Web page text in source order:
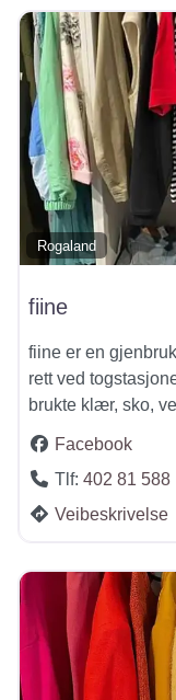
Rogaland
fiine
fiine er en
rett ved
brukte klær, sko,
Facebook
Tlf: 402 81 588
Veibeskrivelse